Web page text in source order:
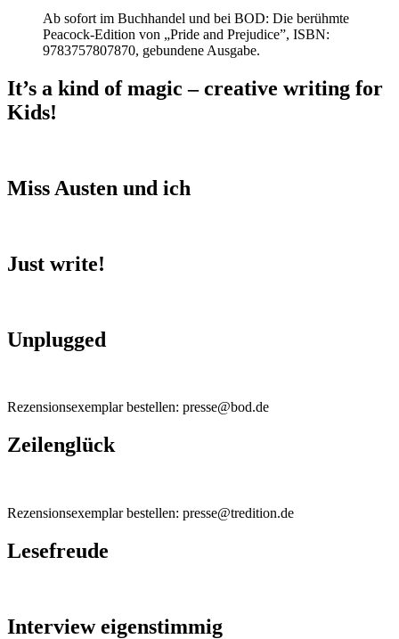
Ab sofort im Buchhandel und bei BOD: Die berühmte
Peacock-Edition von „Pride and Prejudice”, ISBN:
9783757807870, gebundene Ausgabe.
It’s a kind of magic – creative writing for
Kids!
Miss Austen und ich
Just write!
Unplugged
Rezensionsexemplar bestellen: presse@bod.de
Zeilenglück
Rezensionsexemplar bestellen: presse@tredition.de
Lesefreude
Interview eigenstimmig